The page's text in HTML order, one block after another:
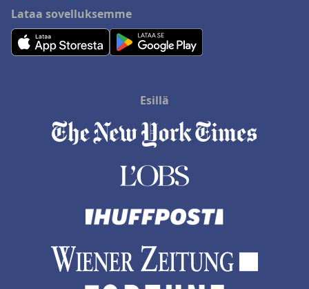
Lataa sovelluksemme
Esillä